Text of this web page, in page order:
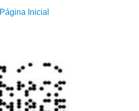
Página Inicial